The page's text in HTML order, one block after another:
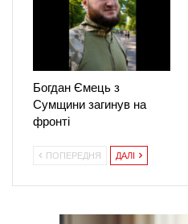
Богдан Ємець з
Сумщини загинув на
фронті
ПОПЕРЕДНЯ ДАЛІ